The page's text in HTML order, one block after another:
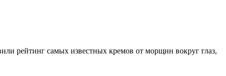
рейтинг самых известных кремов от морщин вокруг глаз,